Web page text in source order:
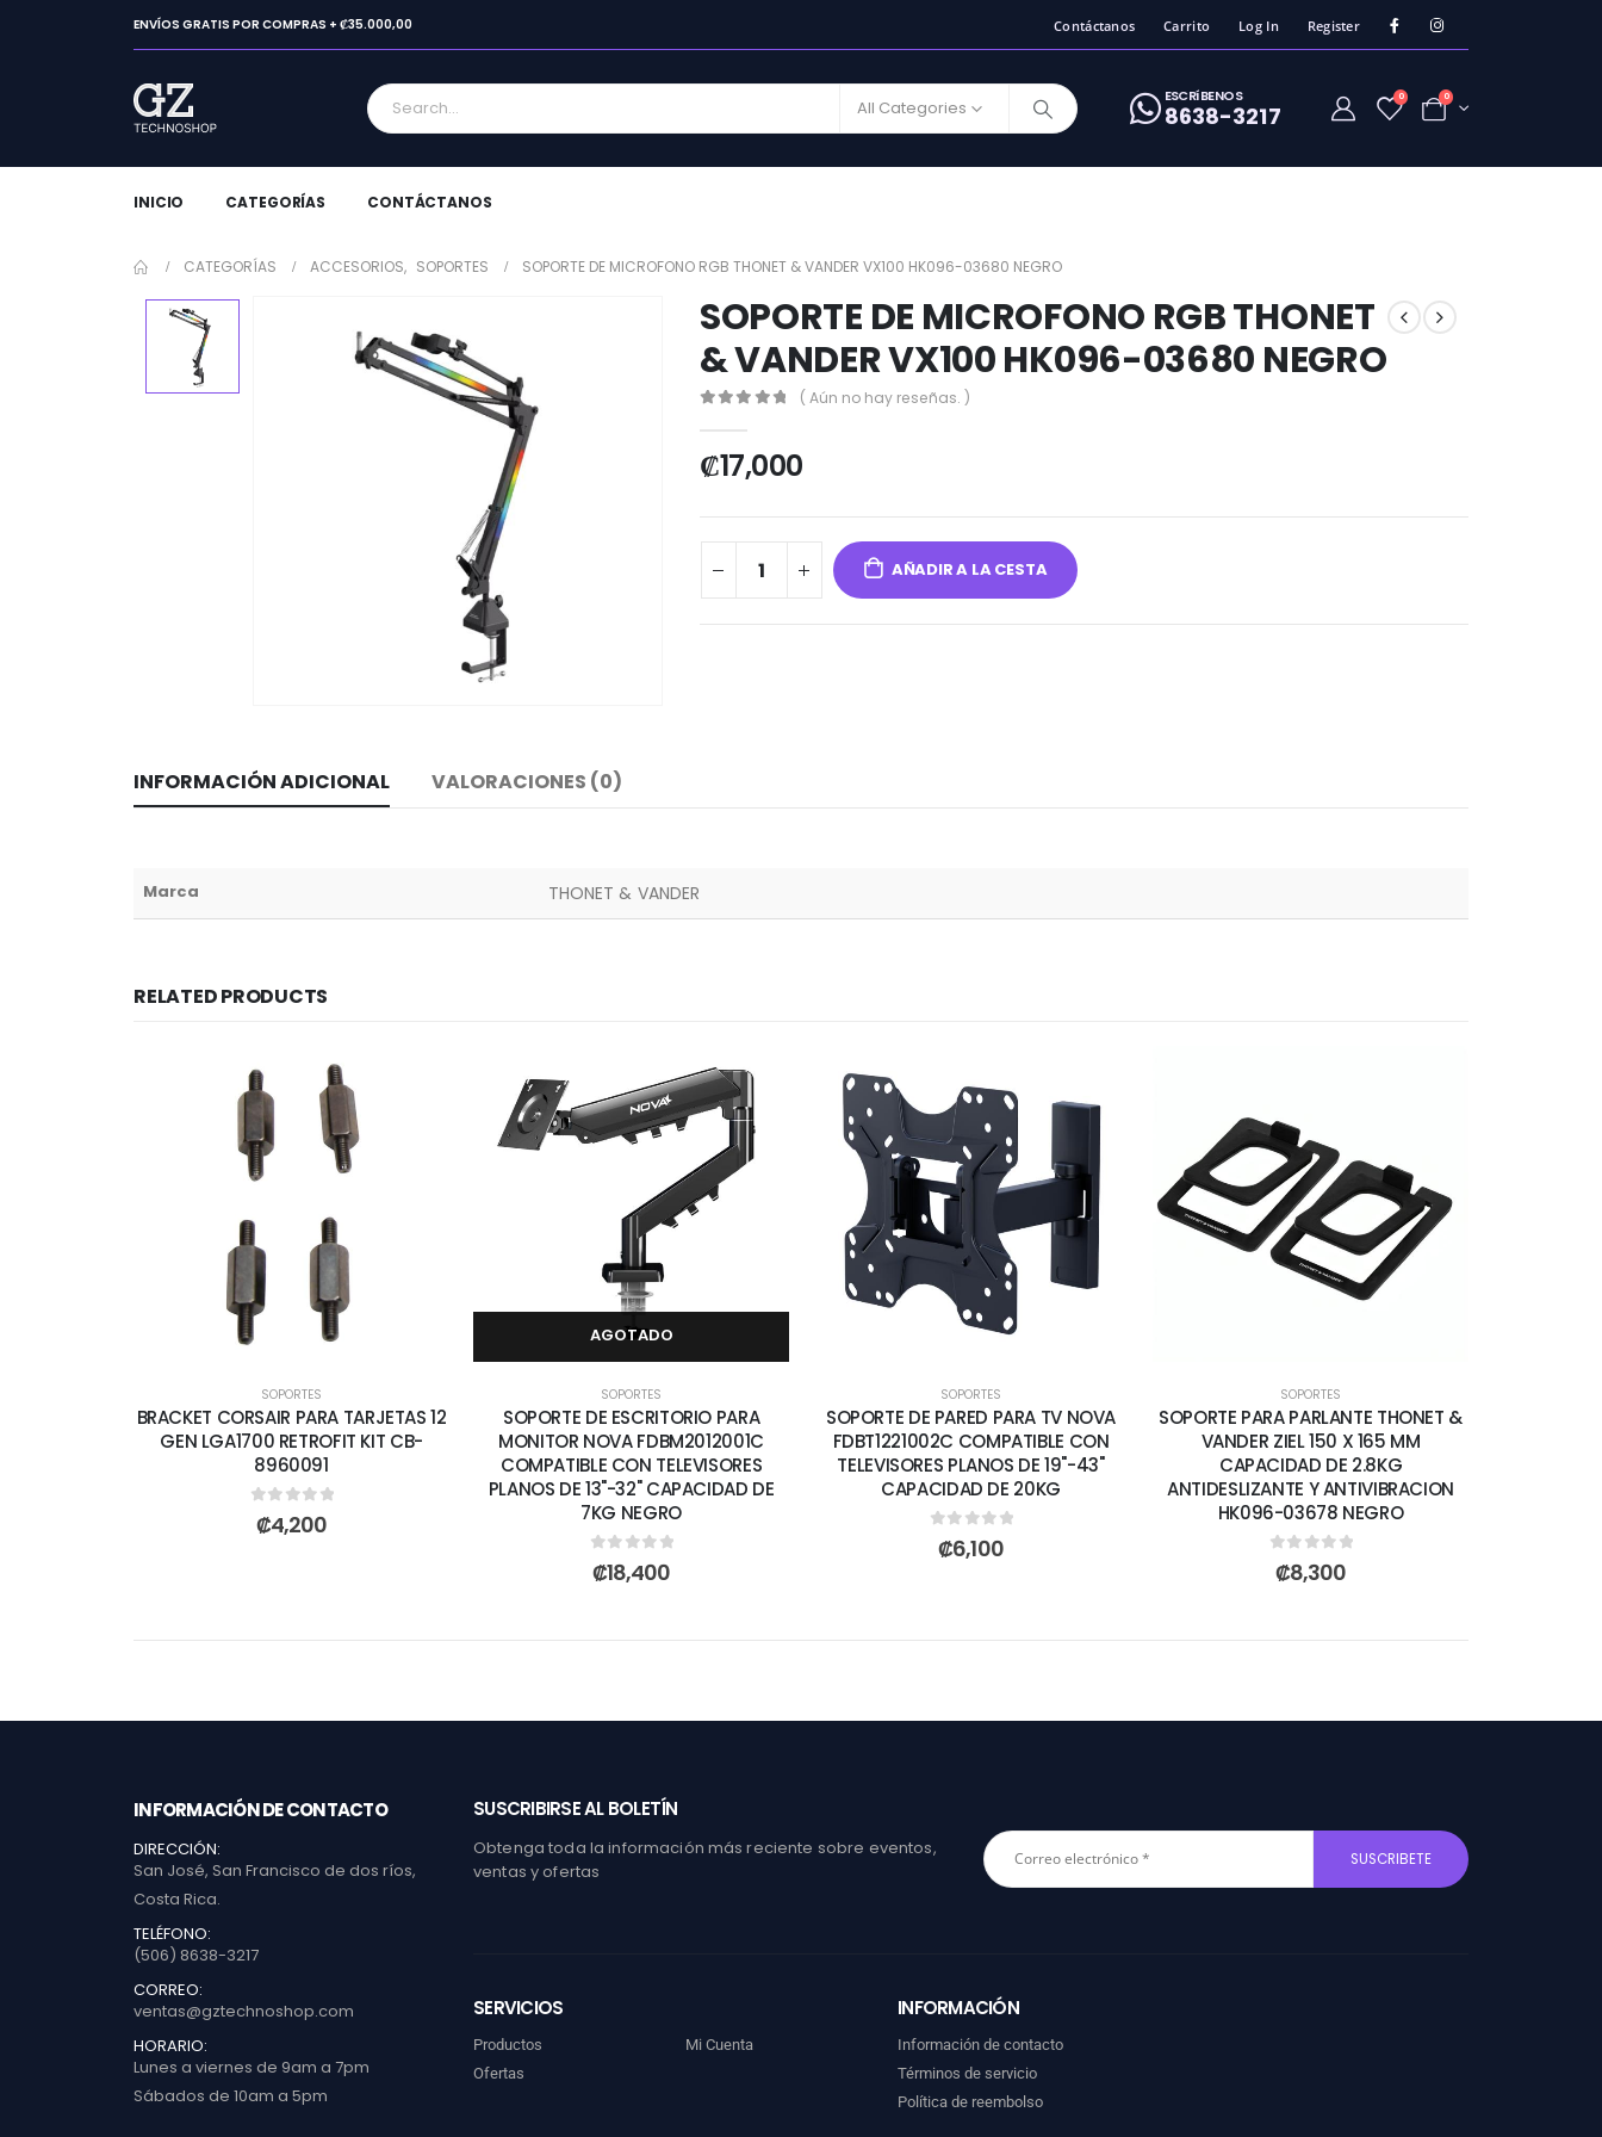
ENVÍOS GRATIS POR COMPRAS + ₡35.000,00 Contáctanos Carrito Log In Register
All Categories
ESCRíBENOS
8638-3217
0 0
INICIO CATEGORÍAS CONTÁCTANOS
CATEGORÍAS ACCESORIOS, SOPORTES SOPORTE DE MICROFONO RGB THONET & VANDER VX100 HK096-03680 NEGRO
SOPORTE DE MICROFONO RGB THONET
& VANDER VX100 HK096-03680 NEGRO
( Aún no hay reseñas. )
₡17,000
AÑADIR A LA CESTA
INFORMACIÓN ADICIONAL VALORACIONES (0)
Marca THONET & VANDER
RELATED PRODUCTS
SOPORTES
BRACKET CORSAIR PARA TARJETAS 12
GEN LGA1700 RETROFIT KIT CB-
8960091
0out of 5
₡4,200
AGOTADO
SOPORTES
SOPORTE DE ESCRITORIO PARA
MONITOR NOVA FDBM2012001C
COMPATIBLE CON TELEVISORES
PLANOS DE 13"-32" CAPACIDAD DE
7KG NEGRO
0out of 5
₡18,400
SOPORTES
SOPORTE DE PARED PARA TV NOVA
FDBT1221002C COMPATIBLE CON
TELEVISORES PLANOS DE 19"-43"
CAPACIDAD DE 20KG
out of 5
₡6,100
SOPORTES
SOPORTE PARA PARLANTE THONET &
VANDER ZIEL 150 X 165 MM
CAPACIDAD DE 2.8KG
ANTIDESLIZANTE Y ANTIVIBRACION
HK096-03678 NEGRO
0out of 5
₡8,300
INFORMACIÓN DE CONTACTO
DIRECCIÓN:
San José, San Francisco de dos ríos,
Costa Rica.
TELÉFONO:
(506) 8638-3217
CORREO:
ventas@gztechnoshop.com
HORARIO:
Lunes a viernes de 9am a 7pm
Sábados de 10am a 5pm
SUSCRIBIRSE AL BOLETÍN
Obtenga toda la información más reciente sobre eventos,
ventas y ofertas
SERVICIOS
Productos
Ofertas
Mi Cuenta
INFORMACIÓN
Información de contacto
Términos de servicio
Política de reembolso